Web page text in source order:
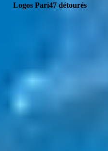
Logos Pari47 détourés